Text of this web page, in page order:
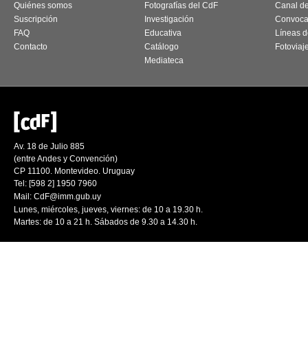
Quiénes somos
Suscripción
FAQ
Contacto
Fotografías del CdF
Investigación
Educativa
Catálogo
Mediateca
Canal
Líneas
Av. 18 de Julio 885
(entre Andes y Convención)
CP 11100. Montevideo. Uruguay
Tel: [598 2] 1950 7960
Mail: CdF@imm.gub.uy
Lunes, miércoles, jueves, viernes: de 10 a 19.30 h.
Martes: de 10 a 21 h. Sábados de 9.30 a 14.30 h.